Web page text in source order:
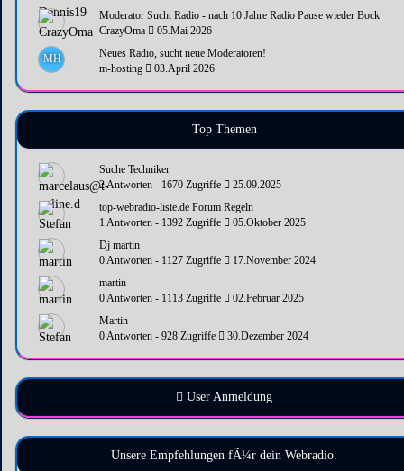
Moderator Sucht Radio - nach 10 Jahre Radio Pause wieder Bock
CrazyOma
05.Mai 2026
MH
Neues Radio, sucht neue Moderatoren!
m-hosting
03.April 2026
Top Themen
Suche Techniker
2 Antworten - 1670 Zugriffe
25.09.2025
top-webradio-liste.de Forum Regeln
1 Antworten - 1392 Zugriffe
05.Oktober 2025
Dj martin
0 Antworten - 1127 Zugriffe
17.November 2024
martin
0 Antworten - 1113 Zugriffe
02.Februar 2025
Martin
0 Antworten - 928 Zugriffe
30.Dezember 2024
User Anmeldung
Unsere Empfehlungen fÃ¼r dein Webradio.